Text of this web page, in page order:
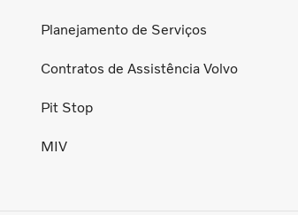
Planejamento de Serviços
Contratos de Assistência Volvo
Pit Stop
MIV